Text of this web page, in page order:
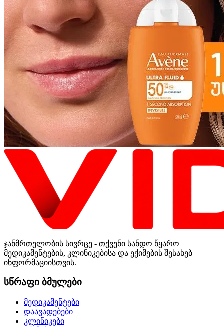
ჯანმრთელობის სივრცე - თქვენი სანდო წყარო
მედიკამენტების, კლინიკებისა და ექიმების შესახებ
ინფორმაციისთვის.
სწრაფი ბმულები
მედიკამენტები
დაავადებები
კლინიკები